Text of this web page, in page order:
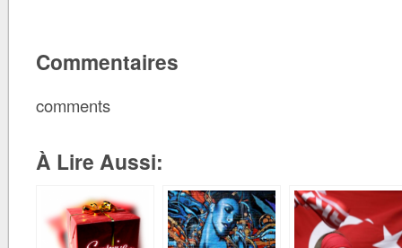
Commentaires
comments
À Lire Aussi: